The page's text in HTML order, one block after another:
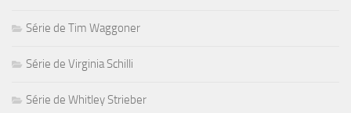
Série de Tim Waggoner
Série de Virginia Schilli
Série de Whitley Strieber